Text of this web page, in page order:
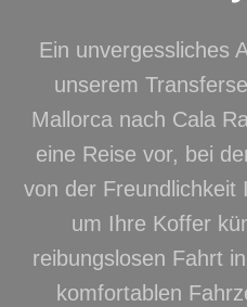
Ein unvergessliches
unserem
Mallorca nach Cala
eine Reise vor, bei
von der Freundlichkeit
um Ihre Koffer
reibungslosen Fahrt
komfortablen